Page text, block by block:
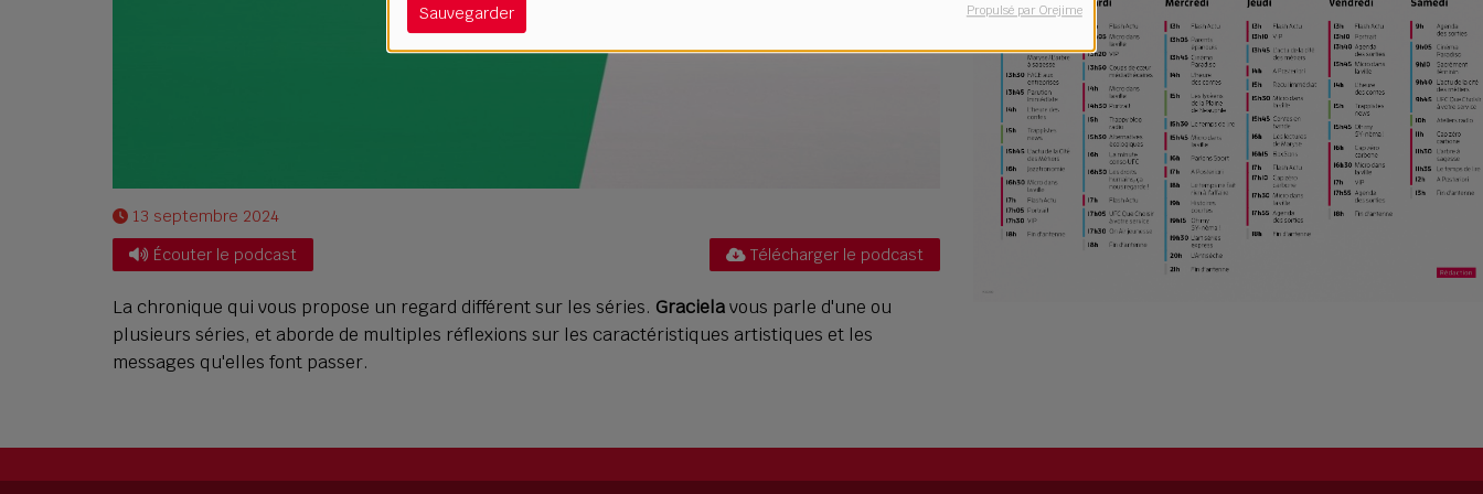
Sauvegarder Propulsé par Orejime
13 septembre 2024
Écouter le podcast
Télécharger le podcast
La chronique qui vous propose un regard différent sur les séries. Gracielavous parle d'une ou
plusieurs séries, et aborde de multiples réflexions sur les caractéristiques artistiques et les
messages qu'elles font passer.